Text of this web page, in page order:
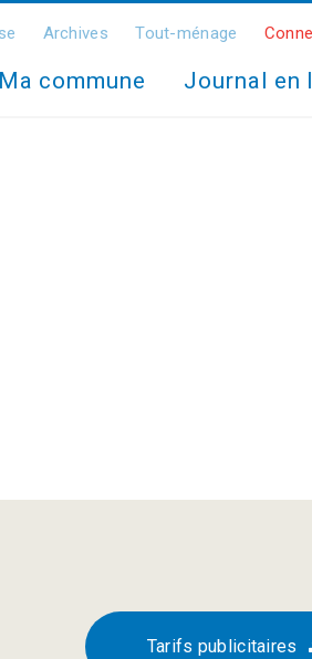
Archives Tout-ménage
Ma commune Journal en
Tarifs publicitaires